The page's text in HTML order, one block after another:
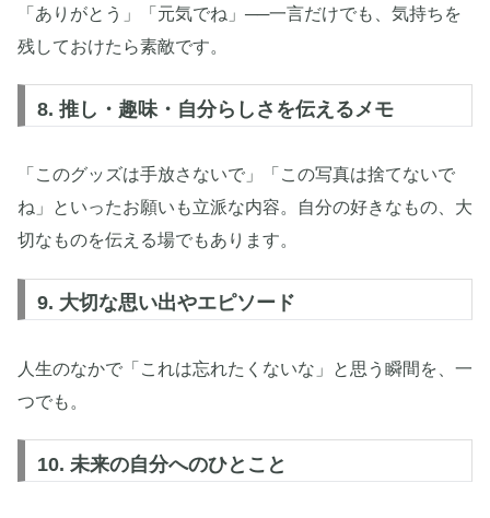
「ありがとう」「元気でね」──一言だけでも、気持ちを
残しておけたら素敵です。
8. 推し・趣味・自分らしさを伝えるメモ
「このグッズは手放さないで」「この写真は捨てないで
ね」といったお願いも立派な内容。自分の好きなもの、大
切なものを伝える場でもあります。
9. 大切な思い出やエピソード
人生のなかで「これは忘れたくないな」と思う瞬間を、一
つでも。
10. 未来の自分へのひとこと